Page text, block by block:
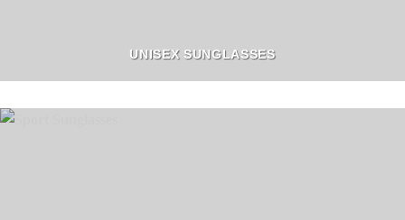
UNISEX SUNGLASSES